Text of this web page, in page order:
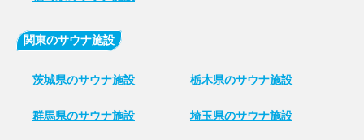
関東のサウナ施設
茨城県のサウナ施設 栃木県のサウナ施設
群馬県のサウナ施設 埼玉県のサウナ施設